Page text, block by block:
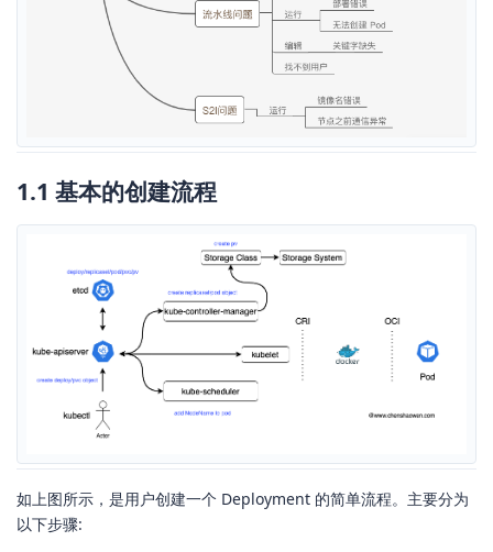
1.1 基本的创建流程
如上图所示，是用户创建一个 Deployment 的简单流程。主要分为
以下步骤: